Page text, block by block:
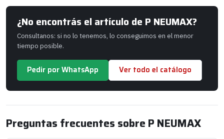
¿No encontrás el artículo de P NEUMAX?
Consultanos: si no lo tenemos, lo conseguimos en el menor
tiempo posible.
Pedir por WhatsApp Ver todo el catálogo
Preguntas frecuentes sobre P NEUMAX